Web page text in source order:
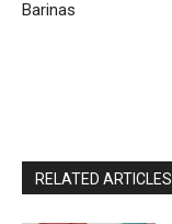
Barinas
RELATED ARTICLES